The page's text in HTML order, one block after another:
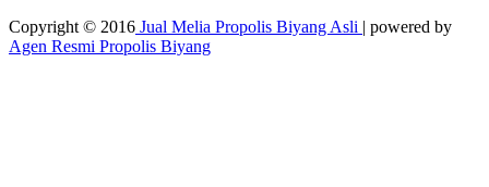
Copyright © 2016 Jual Melia Propolis Biyang Asli | powered by
Agen Resmi Propolis Biyang